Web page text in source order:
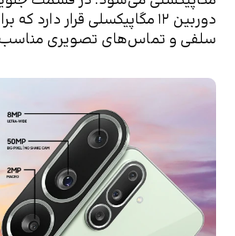
سلفی و تماس‌های تصویری مناسب است.